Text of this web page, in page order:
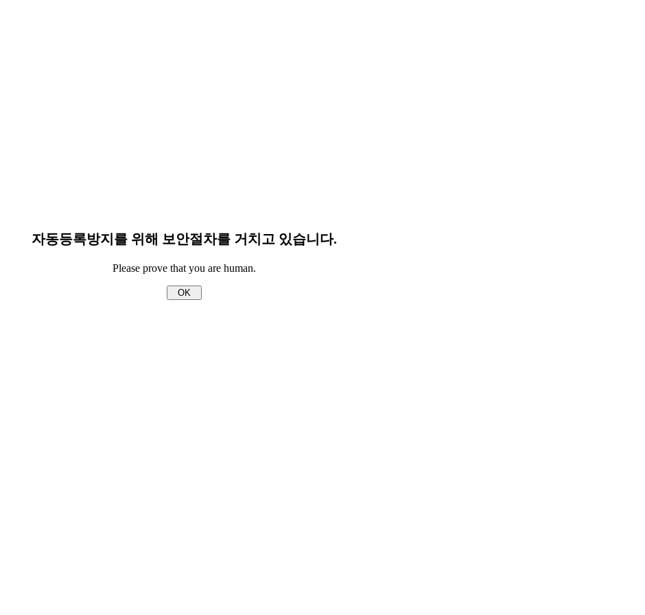
자동등록방지를 위해 보안절차를 거치고 있습니다.
Please prove that you are human.